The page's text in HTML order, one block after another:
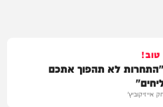
"התחרות לא תהפוך אתכם
אייזיקוביץ'